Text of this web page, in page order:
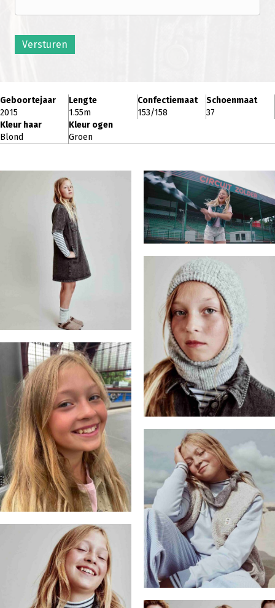
Versturen
Geboortejaar
2015
Lengte
1.55m
Confectiemaat
153/158
Schoenmaat
37
Kleur haar
Blond
Kleur ogen
Groen